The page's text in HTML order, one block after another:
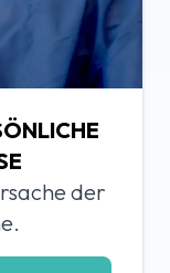
der